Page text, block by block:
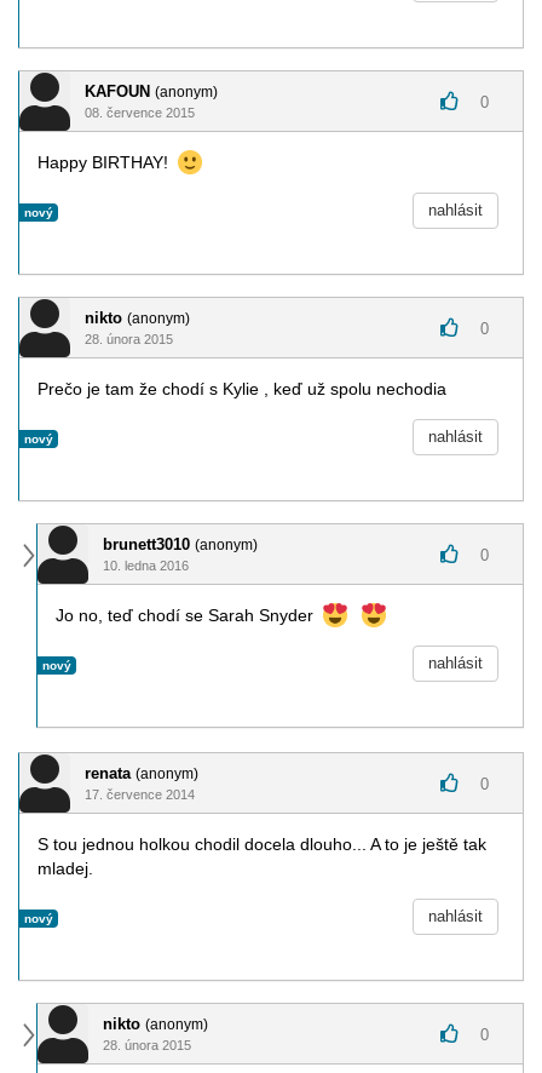
KAFOUN (anonym)
08. července 2015
0
Happy BIRTHAY!
nový nahlásit
nikto (anonym)
28. února 2015
0
Prečo je tam že chodí s Kylie , keď už spolu nechodia
nový nahlásit
brunett3010 (anonym)
10. ledna 2016
0
Jo no, teď chodí se Sarah Snyder
nový nahlásit
renata (anonym)
17. července 2014
0
S tou jednou holkou chodil docela dlouho... A to je ještě tak
mladej.
nový nahlásit
nikto (anonym)
28. února 2015
0